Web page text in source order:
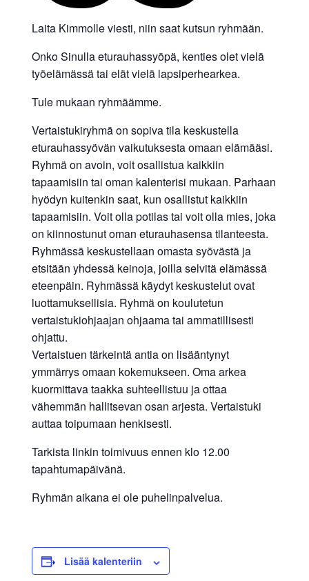
Laita Kimmolle viesti, niin saat kutsun ryhmään.
Onko Sinulla eturauhassyöpä, kenties olet vielä
työelämässä tai elät vielä lapsiperhearkea.
Tule mukaan ryhmäämme.
Vertaistukiryhmä on sopiva tila keskustella
eturauhassyövän vaikutuksesta omaan elämääsi.
Ryhmä on avoin, voit osallistua kaikkiin
tapaamisiin tai oman kalenterisi mukaan. Parhaan
hyödyn kuitenkin saat, kun osallistut kaikkiin
tapaamisiin. Voit olla potilas tai voit olla mies, joka
on kiinnostunut oman eturauhasensa tilanteesta.
Ryhmässä keskustellaan omasta syövästä ja
etsitään yhdessä keinoja, joilla selvitä elämässä
eteenpäin. Ryhmässä käydyt keskustelut ovat
luottamuksellisia. Ryhmä on koulutetun
vertaistukiohjaajan ohjaama tai ammatillisesti
ohjattu.
Vertaistuen tärkeintä antia on lisääntynyt
ymmärrys omaan kokemukseen. Oma arkea
kuormittava taakka suhteellistuu ja ottaa
vähemmän hallitsevan osan arjesta. Vertaistuki
auttaa toipumaan henkisesti.
Tarkista linkin toimivuus ennen klo 12.00
tapahtumapäivänä.
Ryhmän aikana ei ole puhelinpalvelua.
Lisää kalenteriin